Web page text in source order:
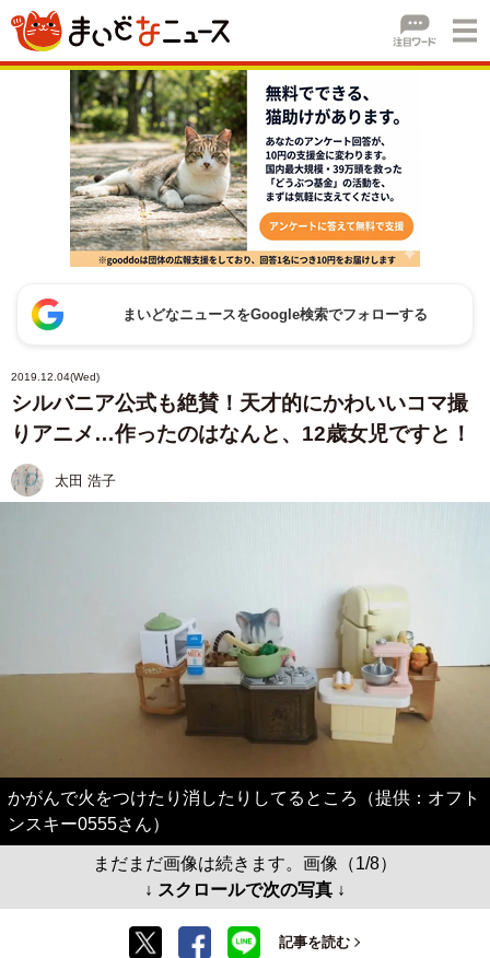
まいどなニュースをGoogle検索でフォローする
2019.12.04(Wed)
シルバニア公式も絶賛！天才的にかわいいコマ撮
りアニメ…作ったのはなんと、12歳女児ですと！
太田 浩子
かがんで火をつけたり消したりしてるところ（提供：オフト
ンスキー0555さん）
まだまだ画像は続きます。画像（1/8）
↓ スクロールで次の写真 ↓
記事を読む